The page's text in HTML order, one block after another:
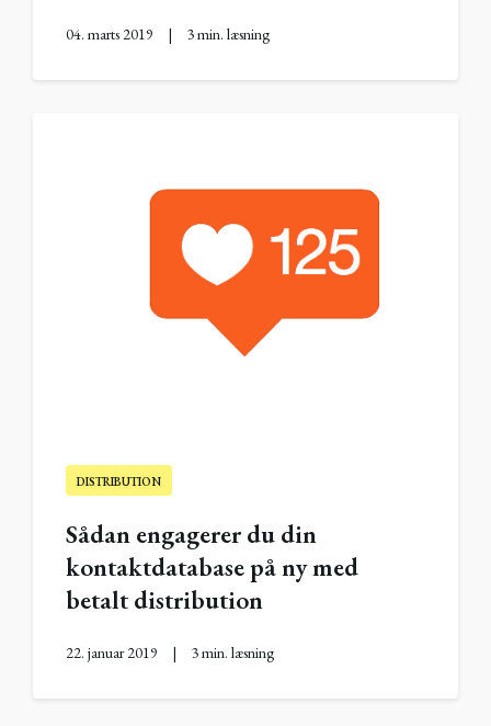
04. marts 2019 | 3 min. læsning
DISTRIBUTION
Sådan engagerer du din
kontaktdatabase på ny med
betalt distribution
22. januar 2019 | 3 min. læsning